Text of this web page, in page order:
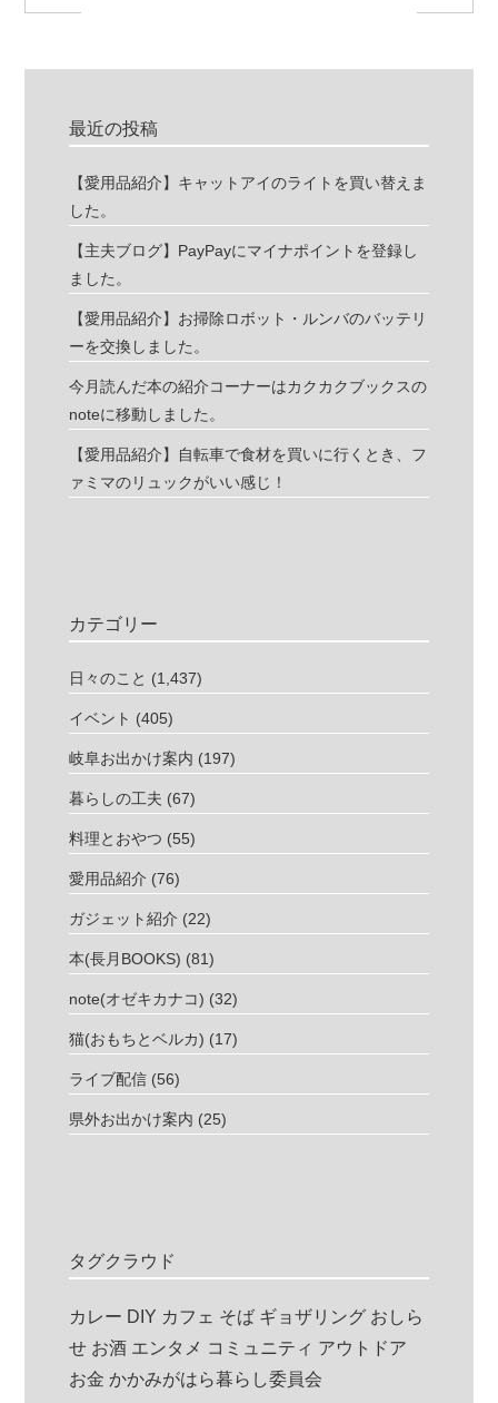
最近の投稿
【愛用品紹介】キャットアイのライトを買い替えま
した。
【主夫ブログ】PayPayにマイナポイントを登録し
ました。
【愛用品紹介】お掃除ロボット・ルンバのバッテリ
ーを交換しました。
今月読んだ本の紹介コーナーはカクカクブックスの
noteに移動しました。
【愛用品紹介】自転車で食材を買いに行くとき、フ
ァミマのリュックがいい感じ！
カテゴリー
日々のこと (1,437)
イベント (405)
岐阜お出かけ案内 (197)
暮らしの工夫 (67)
料理とおやつ (55)
愛用品紹介 (76)
ガジェット紹介 (22)
本(長月BOOKS) (81)
note(オゼキカナコ) (32)
猫(おもちとベルカ) (17)
ライブ配信 (56)
県外お出かけ案内 (25)
タグクラウド
カレー DIY カフェ そば ギョザリング おしら
せ お酒 エンタメ コミュニティ アウトドア
お金 かかみがはら暮らし委員会